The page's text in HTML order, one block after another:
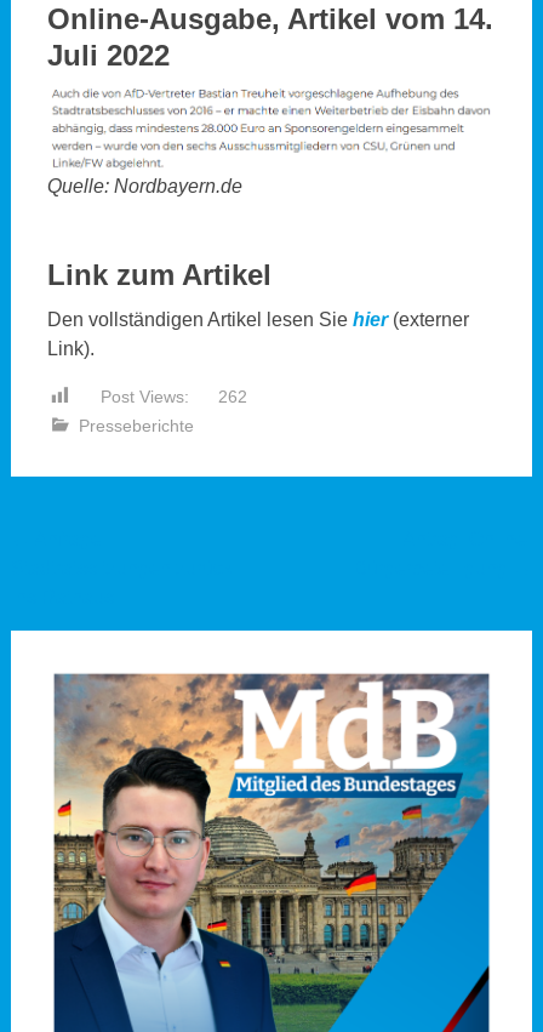
Online-Ausgabe, Artikel vom 14.
Juli 2022
Quelle: Nordbayern.de
Link zum Artikel
Den vollständigen Artikel lesen Sie hier(externer
Link).
Post Views:
262
Presseberichte